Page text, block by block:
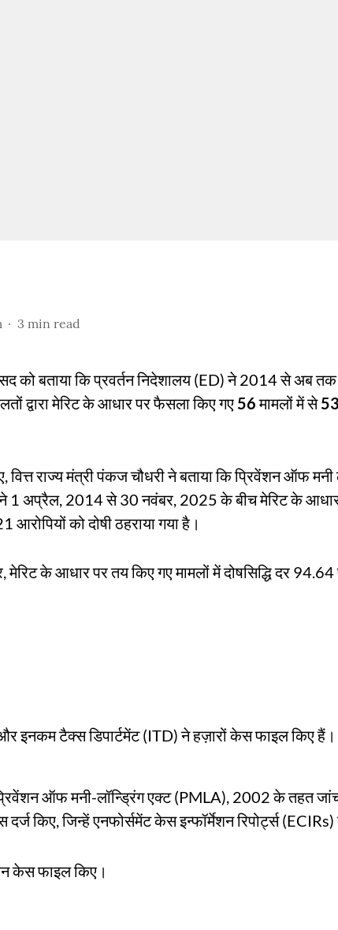
3 min read
को बताया कि प्रवर्तन निदेशालय (ED) ने 2014 से अब तक
द्वारा मेरिट के आधार पर फैसला किए गए 56मामलों में से53
राज्य मंत्री पंकज चौधरी ने बताया कि प्रिवेंशन ऑफ मनी
1 अप्रैल, 2014 से 30 नवंबर, 2025 के बीच मेरिट के
को दोषी ठहराया गया है।
के आधार पर तय किए गए मामलों में दोषसिद्धि दर 94.64
इनकम टैक्स डिपार्टमेंट (ITD) ने हज़ारों केस फाइल किए हैं।
ऑफ मनी-लॉन्ड्रिंग एक्ट (PMLA), 2002 के तहत
किए, जिन्हें एनफोर्समेंट केस इन्फॉर्मेशन रिपोर्ट्स (ECIRs)
केस फाइल किए।